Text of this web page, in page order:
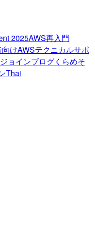
2025AWS再入門
けAWSテクニカルサポ
ジョインブログくらめそ
Thai